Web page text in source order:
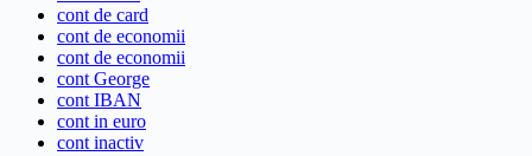
cont de card
cont de economii
cont de economii
cont George
cont IBAN
cont in euro
cont inactiv